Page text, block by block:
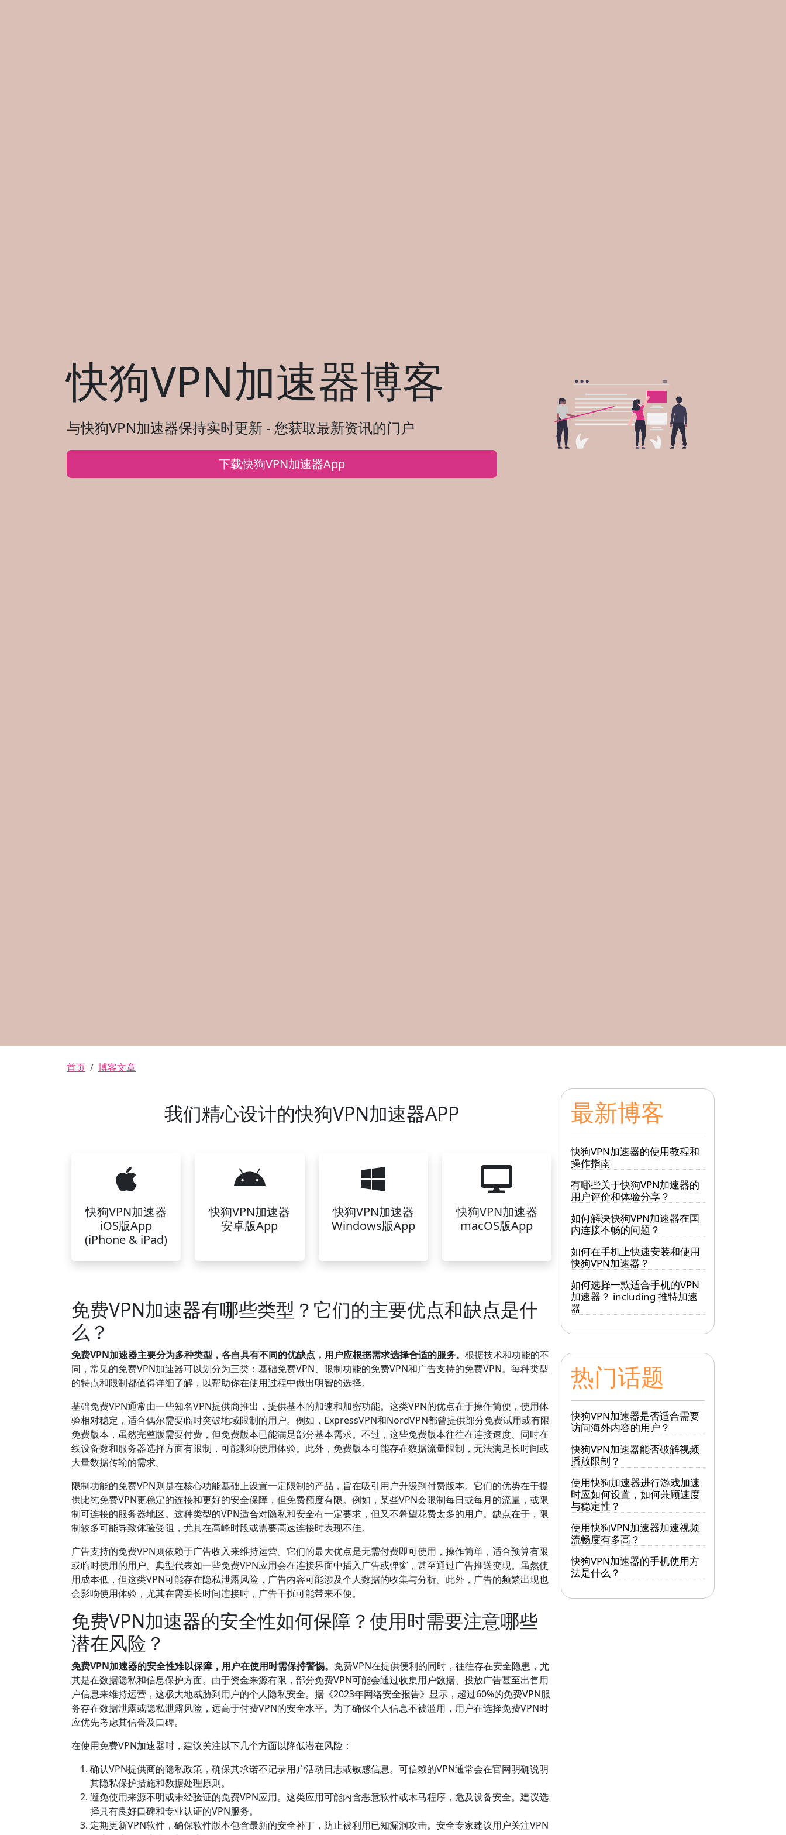
快狗VPN加速器博客
与快狗VPN加速器保持实时更新 - 您获取最新资讯的门户
下载快狗VPN加速器App
面包屑
首页 博客文章
我们精心设计的快狗VPN加速器APP
快狗VPN加速器
iOS版App
(iPhone & iPad)
快狗VPN加速器
安卓版App
快狗VPN加速器
Windows版App
快狗VPN加速器
macOS版App
免费VPN加速器有哪些类型？它们的主要优点和缺点是什
么？
免费VPN加速器主要分为多种类型，各自具有不同的优缺点，用户应根据需求选择合适的服务。 根据技术和功能的不
同，常见的免费VPN加速器可以划分为三类：基础免费VPN、限制功能的免费VPN和广告支持的免费VPN。每种类型
的特点和限制都值得详细了解，以帮助你在使用过程中做出明智的选择。
基础免费VPN通常由一些知名VPN提供商推出，提供基本的加速和加密功能。这类VPN的优点在于操作简便，使用体
验相对稳定，适合偶尔需要临时突破地域限制的用户。例如，ExpressVPN和NordVPN都曾提供部分免费试用或有限
免费版本，虽然完整版需要付费，但免费版本已能满足部分基本需求。不过，这些免费版本往往在连接速度、同时在
线设备数和服务器选择方面有限制，可能影响使用体验。此外，免费版本可能存在数据流量限制，无法满足长时间或
大量数据传输的需求。
限制功能的免费VPN则是在核心功能基础上设置一定限制的产品，旨在吸引用户升级到付费版本。它们的优势在于提
供比纯免费VPN更稳定的连接和更好的安全保障，但免费额度有限。例如，某些VPN会限制每日或每月的流量，或限
制可连接的服务器地区。这种类型的VPN适合对隐私和安全有一定要求，但又不希望花费太多的用户。缺点在于，限
制较多可能导致体验受阻，尤其在高峰时段或需要高速连接时表现不佳。
广告支持的免费VPN则依赖于广告收入来维持运营。它们的最大优点是无需付费即可使用，操作简单，适合预算有限
或临时使用的用户。典型代表如一些免费VPN应用会在连接界面中插入广告或弹窗，甚至通过广告推送变现。虽然使
用成本低，但这类VPN可能存在隐私泄露风险，广告内容可能涉及个人数据的收集与分析。此外，广告的频繁出现也
会影响使用体验，尤其在需要长时间连接时，广告干扰可能带来不便。
免费VPN加速器的安全性如何保障？使用时需要注意哪些
潜在风险？
免费VPN加速器的安全性难以保障，用户在使用时需保持警惕。 免费VPN在提供便利的同时，往往存在安全隐患，尤
其是在数据隐私和信息保护方面。由于资金来源有限，部分免费VPN可能会通过收集用户数据、投放广告甚至出售用
户信息来维持运营，这极大地威胁到用户的个人隐私安全。据《2023年网络安全报告》显示，超过60%的免费VPN服
务存在数据泄露或隐私泄露风险，远高于付费VPN的安全水平。为了确保个人信息不被滥用，用户在选择免费VPN时
应优先考虑其信誉及口碑。
在使用免费VPN加速器时，建议关注以下几个方面以降低潜在风险：
确认VPN提供商的隐私政策，确保其承诺不记录用户活动日志或敏感信息。可信赖的VPN通常会在官网明确说明
其隐私保护措施和数据处理原则。
避免使用来源不明或未经验证的免费VPN应用。这类应用可能内含恶意软件或木马程序，危及设备安全。建议选
择具有良好口碑和专业认证的VPN服务。
定期更新VPN软件，确保软件版本包含最新的安全补丁，防止被利用已知漏洞攻击。安全专家建议用户关注VPN
最新博客
快狗VPN加速器的使用教程和
操作指南
有哪些关于快狗VPN加速器的
用户评价和体验分享？
如何解决快狗VPN加速器在国
内连接不畅的问题？
如何在手机上快速安装和使用
快狗VPN加速器？
如何选择一款适合手机的VPN
加速器？ including 推特加速
器
热门话题
快狗VPN加速器是否适合需要
访问海外内容的用户？
快狗VPN加速器能否破解视频
播放限制？
使用快狗加速器进行游戏加速
时应如何设置，如何兼顾速度
与稳定性？
使用快狗VPN加速器加速视频
流畅度有多高？
快狗VPN加速器的手机使用方
法是什么？